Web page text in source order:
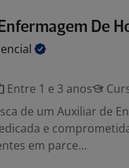
De
Entre 1 e 3 anos
de um Auxiliar de
e
em parce...